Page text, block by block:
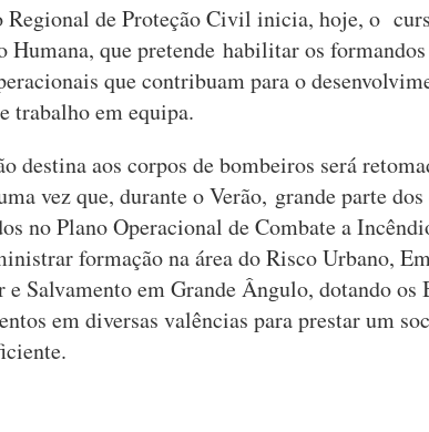
Regional de Proteção Civil inicia, hoje, o
Humana, que pretende habilitar os
que contribuam para o
trabalho em equipa.
destina aos corpos de bombeiros será
vez que, durante o Verão, grande parte
no Plano Operacional de Combate a
formação na área do Risco Urbano,
e Salvamento em Grande Ângulo, dotando os
em diversas valências para prestar um